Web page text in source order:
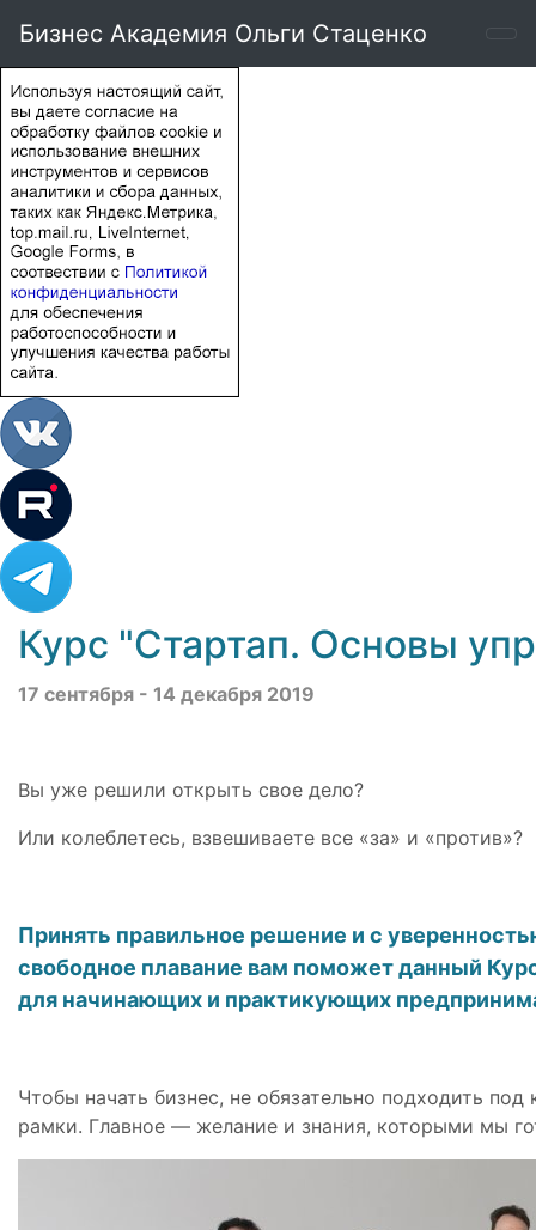
Бизнес Академия Ольги Стаценко
Курс "Стартап. Основы
17 сентября - 14 декабря 2019
Вы уже решили открыть свое дело?
Или колеблетесь, взвешиваете все «за» и «против»?
Принять правильное решение и с
свободное плавание вам поможет данный
для начинающих и практикующих
Чтобы начать бизнес, не обязательно подходить
рамки. Главное — желание и знания, которыми мы